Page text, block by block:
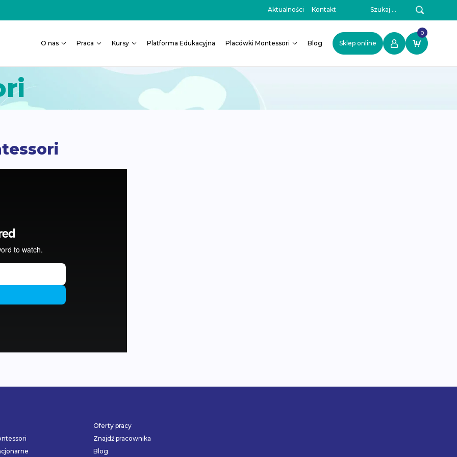
Aktualności Kontakt
O nas Praca Kursy Platforma Edukacyjna Placówki Montessori Blog Sklep online
0
Oferty pracy
Znajdź pracownika
Blog